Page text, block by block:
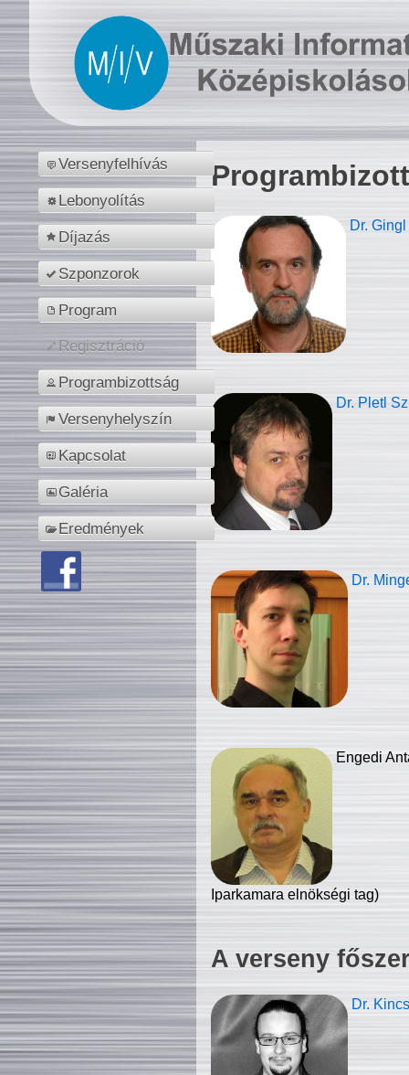
Versenyfelhívás
Lebonyolítás
Díjazás
Szponzorok
Program
Regisztráció
Programbizottság
Versenyhelyszín
Kapcsolat
Galéria
Eredmények
Dr.
Dr. Pletl
Dr.
Engedi
Iparkamara elnökségi tag)
A verseny
Dr.